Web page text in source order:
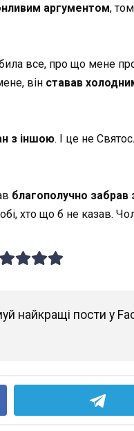
аргументом,
все, про що мене
він ставав
з іншою. І це не
благополучно
що б не казав.
найкращі пости у